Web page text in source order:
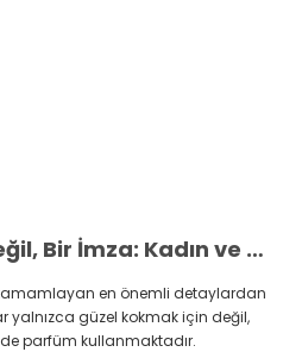
Tek Bir Parfüm Değil, Bir İmza: Kadın ve Erkekler İçin Orijinal Lüks Parfüm Rehberi
tamamlayan en önemli detaylardan
yalnızca güzel kokmak için değil,
parfüm kullanmaktadır.